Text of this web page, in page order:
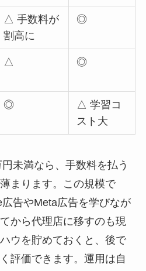
△ 手数料が
割高に
◎
△ ◎
◎
△ 学習コ
スト大
未満なら、手数料を払う
まります。この規模で
告やMeta広告を学びなが
から代理店に移すのも現
ウを貯めておくと、後で
評価できます。運用は自